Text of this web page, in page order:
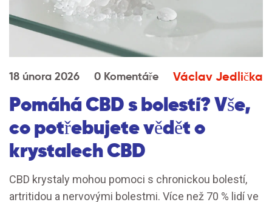
18 února 2026 0 Komentáře Václav Jedlička
Pomáhá CBD s bolestí? Vše,
co potřebujete vědět o
krystalech CBD
CBD krystaly mohou pomoci s chronickou bolestí,
artritidou a nervovými bolestmi. Více než 70 % lidí ve